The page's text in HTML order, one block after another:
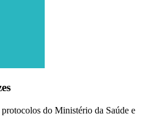
do Ministério da Saúde e